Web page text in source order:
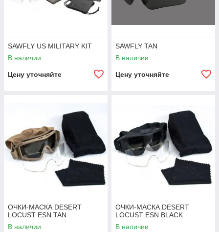
SAWFLY US MILITARY KIT
В наличии
Цену уточняйте
SAWFLY TAN
В наличии
Цену уточняйте
ОЧКИ-МАСКА DESERT
LOCUST ESN TAN
В наличии
ОЧКИ-МАСКА DESERT
LOCUST ESN BLACK
В наличии